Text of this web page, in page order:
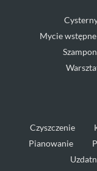
Mycie wstępne
Czyszczenie
Pianowanie